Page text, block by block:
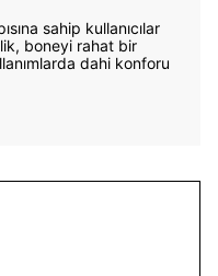
sahip kullanıcılar
boneyi rahat bir
dahi konforu